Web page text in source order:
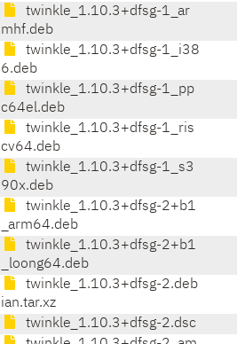
twinkle_1.10.3+dfsg-1_ar
mhf.deb
twinkle_1.10.3+dfsg-1_i38
6.deb
twinkle_1.10.3+dfsg-1_pp
c64el.deb
twinkle_1.10.3+dfsg-1_ris
cv64.deb
twinkle_1.10.3+dfsg-1_s3
90x.deb
twinkle_1.10.3+dfsg-2+b1
_arm64.deb
twinkle_1.10.3+dfsg-2+b1
_loong64.deb
twinkle_1.10.3+dfsg-2.deb
ian.tar.xz
twinkle_1.10.3+dfsg-2.dsc